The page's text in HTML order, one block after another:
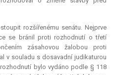
rozšířenému senátu. Nejprve
se bránil proti rozhodnutí o třetí
zásahovou žalobou proti
v souladu s dosavadní judikaturou
bylo vydáno podle § 118